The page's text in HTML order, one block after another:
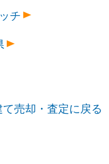
チ
売却・査定に戻る